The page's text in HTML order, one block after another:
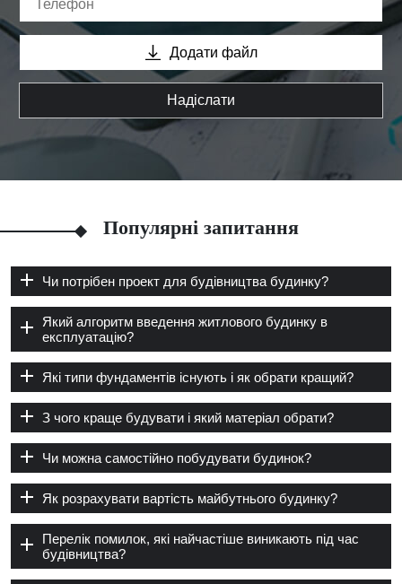
Додати файл
Надіслати
Популярні запитання
Чи потрібен проект для будівництва будинку?
Який алгоритм введення житлового будинку в
експлуатацію?
Які типи фундаментів існують і як обрати кращий?
З чого краще будувати і який матеріал обрати?
Чи можна самостійно побудувати будинок?
Як розрахувати вартість майбутнього будинку?
Перелік помилок, які найчастіше виникають під час
будівництва?